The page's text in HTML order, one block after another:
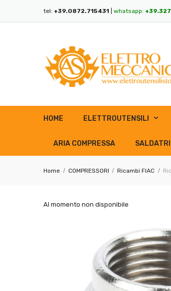
tel: +39.0872.715431 whatsapp:
HOME ELETTROUTENSILI
ARIA COMPRESSA
Home COMPRESSORI Ricambi FIAC
Al momento non disponibile